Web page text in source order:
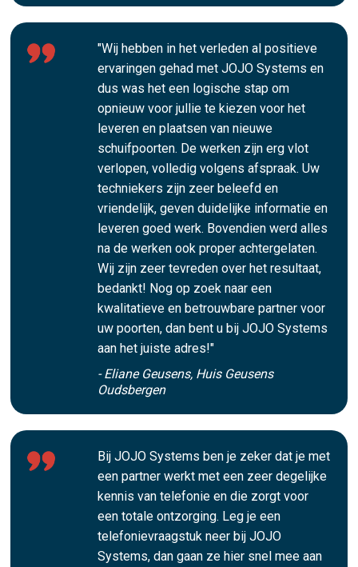
"Wij hebben in het verleden al positieve
ervaringen gehad met JOJO Systems en
dus was het een logische stap om
opnieuw voor jullie te kiezen voor het
leveren en plaatsen van nieuwe
schuifpoorten. De werken zijn erg vlot
verlopen, volledig volgens afspraak. Uw
techniekers zijn zeer beleefd en
vriendelijk, geven duidelijke informatie en
leveren goed werk. Bovendien werd alles
na de werken ook proper achtergelaten.
Wij zijn zeer tevreden over het resultaat,
bedankt! Nog op zoek naar een
kwalitatieve en betrouwbare partner voor
uw poorten, dan bent u bij JOJO Systems
aan het juiste adres!"
- Eliane Geusens, Huis Geusens
Oudsbergen
Bij JOJO Systems ben je zeker dat je met
een partner werkt met een zeer degelijke
kennis van telefonie en die zorgt voor
een totale ontzorging. Leg je een
telefonievraagstuk neer bij JOJO
Systems, dan gaan ze hier snel mee aan